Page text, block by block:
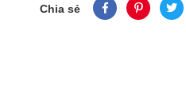
Chia sẻ